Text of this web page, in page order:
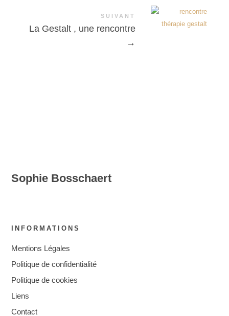
SUIVANT
La Gestalt , une rencontre
→
Sophie Bosschaert
INFORMATIONS
Mentions Légales
Politique de confidentialité
Politique de cookies
Liens
Contact